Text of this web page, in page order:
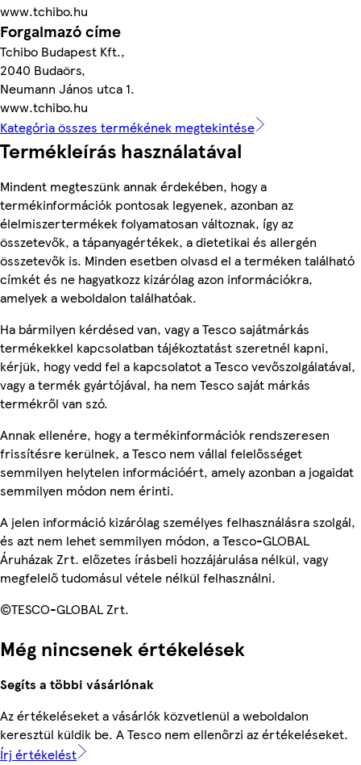
www.tchibo.hu
Forgalmazó címe
Tchibo Budapest Kft.,
2040 Budaörs,
Neumann János utca 1.
www.tchibo.hu
Kategória összes termékének megtekintése
Termékleírás használatával
Mindent megteszünk annak érdekében, hogy a
termékinformációk pontosak legyenek, azonban az
élelmiszertermékek folyamatosan változnak, így az
összetevők, a tápanyagértékek, a dietetikai és allergén
összetevők is. Minden esetben olvasd el a terméken található
címkét és ne hagyatkozz kizárólag azon információkra,
amelyek a weboldalon találhatóak.
Ha bármilyen kérdésed van, vagy a Tesco sajátmárkás
termékekkel kapcsolatban tájékoztatást szeretnél kapni,
kérjük, hogy vedd fel a kapcsolatot a Tesco vevőszolgálatával,
vagy a termék gyártójával, ha nem Tesco saját márkás
termékről van szó.
Annak ellenére, hogy a termékinformációk rendszeresen
frissítésre kerülnek, a Tesco nem vállal felelősséget
semmilyen helytelen információért, amely azonban a jogaidat
semmilyen módon nem érinti.
A jelen információ kizárólag személyes felhasználásra szolgál,
és azt nem lehet semmilyen módon, a Tesco-GLOBAL
Áruházak Zrt. előzetes írásbeli hozzájárulása nélkül, vagy
megfelelő tudomásul vétele nélkül felhasználni.
©TESCO-GLOBAL Zrt.
Még nincsenek értékelések
Segíts a többi vásárlónak
Az értékeléseket a vásárlók közvetlenül a weboldalon
keresztül küldik be. A Tesco nem ellenőrzi az értékeléseket.
Írj értékelést